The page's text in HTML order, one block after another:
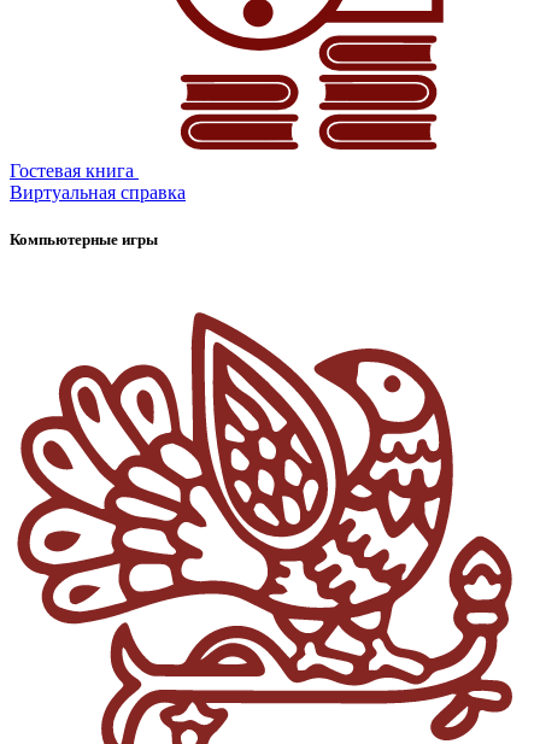
Гостевая книга
Виртуальная справка
Компьютерные игры